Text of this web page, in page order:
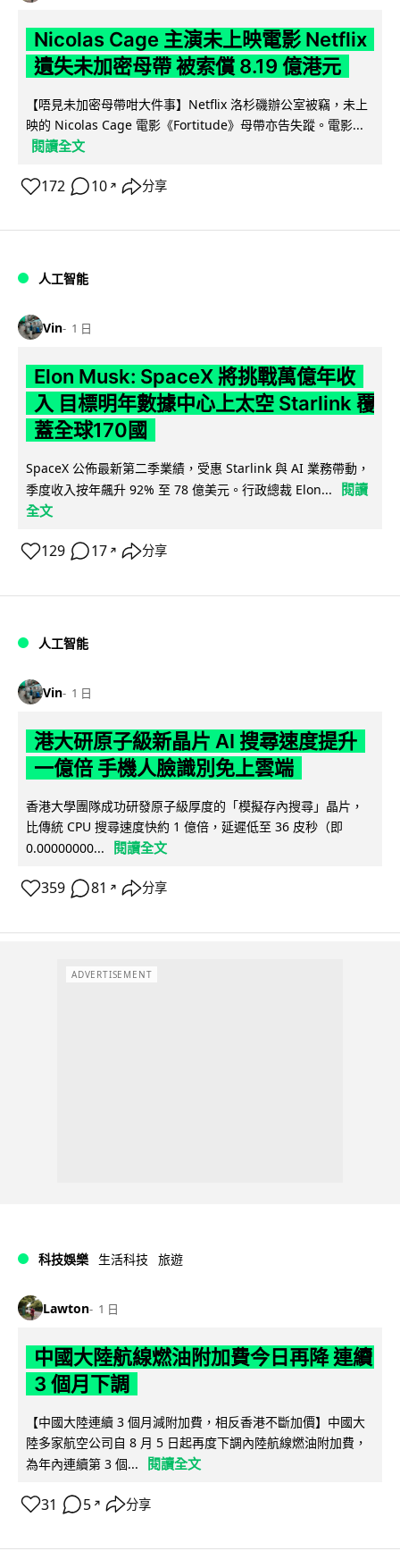
Nicolas Cage 主演未上映電影 Netflix
遺失未加密母帶 被索償 8.19 億港元
【唔見未加密母帶咁大件事】Netflix 洛杉磯辦公室被竊，未上
映的 Nicolas Cage 電影《Fortitude》母帶亦告失蹤。電影...
閱讀全文
172 10 ↗ 分享
人工智能
Vin 1 日
Elon Musk: SpaceX 將挑戰萬億年收
入 目標明年數據中心上太空 Starlink 覆
蓋全球170國
SpaceX 公佈最新第二季業績，受惠 Starlink 與 AI 業務帶動，
季度收入按年飆升 92% 至 78 億美元。行政總裁 Elon...
閱讀
全文
129 17 ↗ 分享
人工智能
Vin 1 日
港大研原子級新晶片 AI 搜尋速度提升
一億倍 手機人臉識別免上雲端
香港大學團隊成功研發原子級厚度的「模擬存內搜尋」晶片，
比傳統 CPU 搜尋速度快約 1 億倍，延遲低至 36 皮秒（即
0.00000000...
閱讀全文
359 81 ↗ 分享
ADVERTISEMENT
科技娛樂 生活科技 旅遊
Lawton 1 日
中國大陸航線燃油附加費今日再降 連續
3 個月下調
【中國大陸連續 3 個月減附加費，相反香港不斷加價】中國大
陸多家航空公司自 8 月 5 日起再度下調內陸航線燃油附加費，
為年內連續第 3 個...
閱讀全文
31 5 ↗ 分享